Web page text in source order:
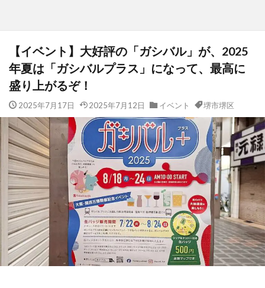
【イベント】大好評の「ガシバル」が、2025
年夏は「ガシバルプラス」になって、最高に
盛り上がるぞ！
2025年7月17日 2025年7月12日 イベント 堺市堺区